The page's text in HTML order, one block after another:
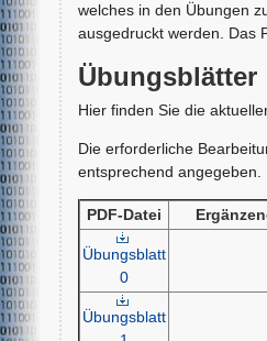
welches in den Übungen
ausgedruckt werden. Das
Übungsblätter
Hier finden Sie die
Die erforderliche
entsprechend angegeben.
PDF-Datei
Übungsblatt
0
Übungsblatt